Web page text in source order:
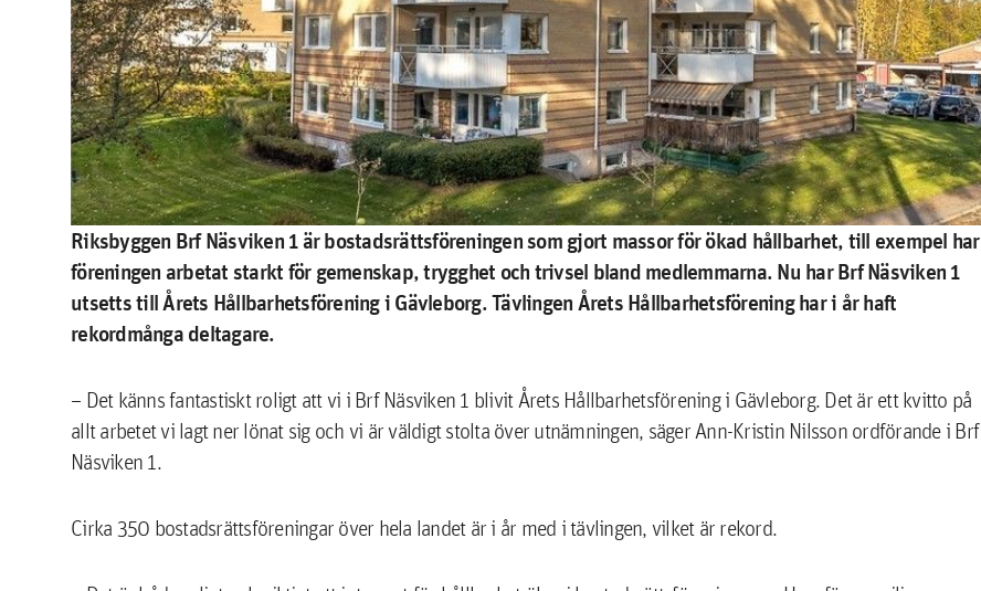
Riksbyggen Brf Näsviken 1 är bostadsrättsföreningen som gjort massor för ökad hållbarhet, till exempel har
föreningen arbetat starkt för gemenskap, trygghet och trivsel bland medlemmarna. Nu har Brf Näsviken 1
utsetts till Årets Hållbarhetsförening i Gävleborg. Tävlingen Årets Hållbarhetsförening har i år haft
rekordmånga deltagare.
– Det känns fantastiskt roligt att vi i Brf Näsviken 1 blivit Årets Hållbarhetsförening i Gävleborg. Det är ett kvitto på
allt arbetet vi lagt ner lönat sig och vi är väldigt stolta över utnämningen, säger Ann-Kristin Nilsson ordförande i Brf
Näsviken 1.
Cirka 350 bostadsrättsföreningar över hela landet är i år med i tävlingen, vilket är rekord.